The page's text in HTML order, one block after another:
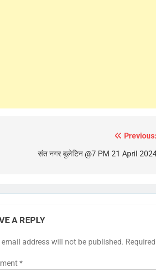
Previous:
संत नगर बुलेटिन @7 PM 21 April
A REPLY
email address will not be published.
*